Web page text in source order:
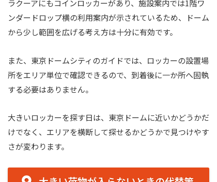
ラクーアにもコインロッカーがあり、施設案内では1階ワ
ンダードロップ横の利用案内が示されているため、ドーム
から少し範囲を広げる考え方は十分に有効です。
また、東京ドームシティのガイドでは、ロッカーの設置場
所をエリア単位で確認できるので、到着後に一か所へ固執
する必要はありません。
大きいロッカーを探す日は、東京ドームに近いかどうかだ
けでなく、エリアを横断して探せるかどうかで見つけやす
さが変わります。